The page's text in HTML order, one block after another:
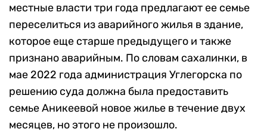
местные власти три года предлагают ее семье
переселиться из аварийного жилья в здание,
которое еще старше предыдущего и также
признано аварийным. По словам сахалинки, в
мае 2022 года администрация Углегорска по
решению суда должна была предоставить
семье Аникеевой новое жилье в течение двух
месяцев, но этого не произошло.